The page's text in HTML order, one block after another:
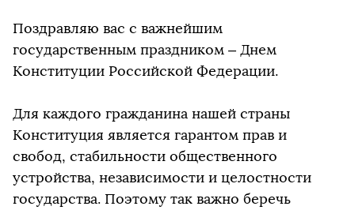
Поздравляю вас с важнейшим
государственным праздником – Днем
Конституции Российской Федерации.
Для каждого гражданина нашей страны
Конституция является гарантом прав и
свобод, стабильности общественного
устройства, независимости и целостности
государства. Поэтому так важно беречь